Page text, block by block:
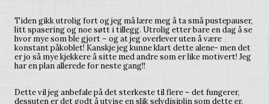
Tiden gikk utrolig fort og jeg må lære meg å ta små pustepauser,
litt spasering og noe søtt i tillegg. Utrolig etter bare en dag å se
hvor mye som ble gjort – og at jeg overlever uten å være
konstant påkoblet! Kanskje jeg kunne klart dette alene- men det
er jo så mye kjekkere å sitte med andre som er like motivert! Jeg
har en plan allerede for neste gang!!
Dette vil jeg anbefale på det sterkeste til flere – det fungerer,
dessuten er det godt å utvise en slik selvdisiplin som dette er.